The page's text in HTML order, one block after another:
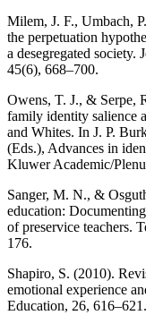
Milem, J. F., Umbach,
the perpetuation
a desegregated society.
45(6), 668–700.
Owens, T. J., & Serpe,
family identity salience
and Whites. In J. P.
(Eds.), Advances in
Kluwer Academic/
Sanger, M. N., &
education:
of preservice teachers.
176.
Shapiro, S. (2010).
emotional experience
Education, 26, 616–621.